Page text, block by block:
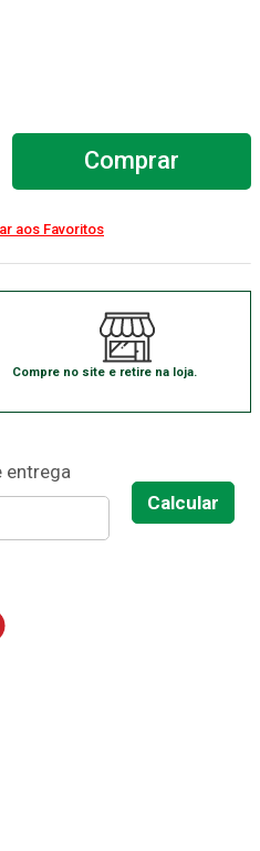
Comprar
Compre no site e retire na loja.